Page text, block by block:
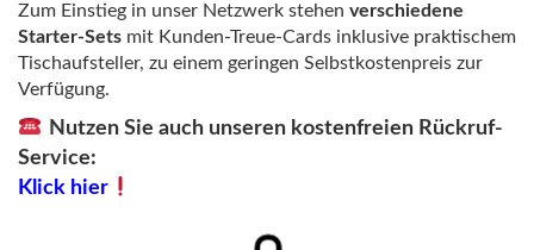
Zum Einstieg in unser Netzwerk stehen verschiedene
Starter-Sets mit Kunden-Treue-Cards inklusive praktischem
Tischaufsteller, zu einem geringen Selbstkostenpreis zur
Verfügung.
Nutzen Sie auch unseren kostenfreien Rückruf-
Service:
Klick hier